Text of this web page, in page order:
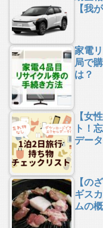
【我
家電
局で
は？
【女
ト！
デー
【の
ギス
ムの